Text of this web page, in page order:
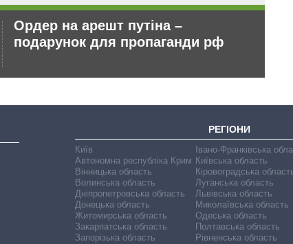
Ордер на арешт путіна –
подарунок для пропаганди рф
РЕГІОНИ
Київ
Автономна республіка Крим
Вінницька область
Волинська область
Дніпропетровська область
Донецька область
Житомирська область
Закарпатська область
Запорізька область
Івано-Франківська
Київська область
Кіровоградська
Луганська область
Львівська область
Миколаївська область
Одеська область
Полтавська область
Рівненська область